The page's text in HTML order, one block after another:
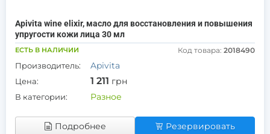
Apivita wine elixir, масло для восстановления и повышения
упругости кожи лица 30 мл
ЕСТЬ В НАЛИЧИИ Код товара: 2018490
Производитель: Apivita
Цена: 1 211 грн
В категории: Разное
Подробнее Резервировать